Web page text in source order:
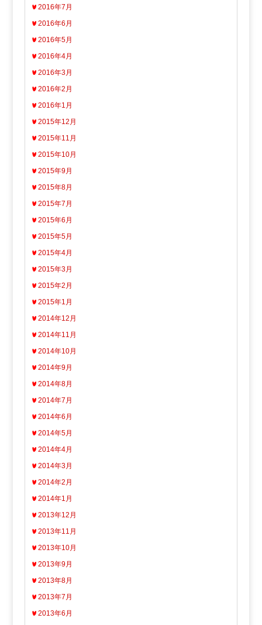
2016年7月
2016年6月
2016年5月
2016年4月
2016年3月
2016年2月
2016年1月
2015年12月
2015年11月
2015年10月
2015年9月
2015年8月
2015年7月
2015年6月
2015年5月
2015年4月
2015年3月
2015年2月
2015年1月
2014年12月
2014年11月
2014年10月
2014年9月
2014年8月
2014年7月
2014年6月
2014年5月
2014年4月
2014年3月
2014年2月
2014年1月
2013年12月
2013年11月
2013年10月
2013年9月
2013年8月
2013年7月
2013年6月